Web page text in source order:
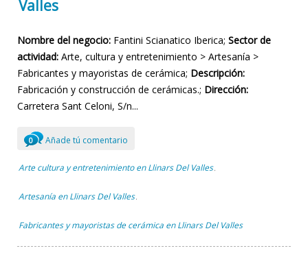
Valles
Nombre del negocio: Fantini Scianatico Iberica; Sector de
actividad: Arte, cultura y entretenimiento > Artesanía >
Fabricantes y mayoristas de cerámica; Descripción:
Fabricación y construcción de cerámicas.; Dirección:
Carretera Sant Celoni, S/n...
0 Añade tú comentario
Arte cultura y entretenimiento en Llinars Del Valles ,
Artesanía en Llinars Del Valles ,
Fabricantes y mayoristas de cerámica en Llinars Del Valles